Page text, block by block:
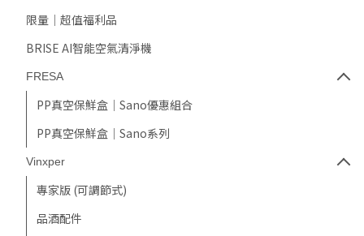
限量｜超值福利品
BRISE AI智能空氣清淨機
FRESA
PP真空保鮮盒｜Sano優惠組合
PP真空保鮮盒｜Sano系列
Vinxper
專家版 (可調節式)
品酒配件